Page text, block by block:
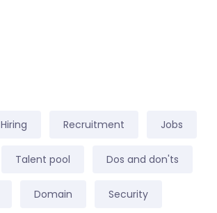
Hiring Recruitment Jobs
Talent pool Dos and don'ts
Domain Security